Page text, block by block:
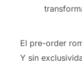
El pre-order
Y sin